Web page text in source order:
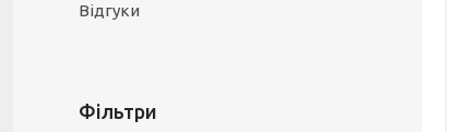
Відгуки
Фільтри